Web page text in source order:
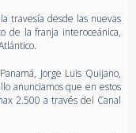
travesía desde las nuevas
de la franja interoceánica,
Jorge Luis Quijano,
anunciamos que en estos
2.500 a través del Canal